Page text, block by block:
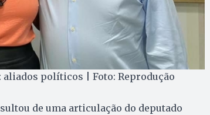
aliados políticos | Foto: Reprodução
de uma articulação do deputado